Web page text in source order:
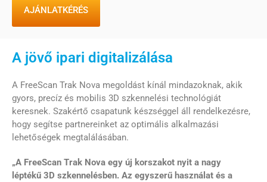
AJÁNLATKÉRÉS
A jövő ipari digitalizálása
A FreeScan Trak Nova megoldást kínál mindazoknak, akik
gyors, precíz és mobilis 3D szkennelési technológiát
keresnek. Szakértő csapatunk készséggel áll rendelkezésre,
hogy segítse partnereinket az optimális alkalmazási
lehetőségek megtalálásában.
„A FreeScan Trak Nova egy új korszakot nyit a nagy
léptékű 3D szkennelésben. Az egyszerű használat és a